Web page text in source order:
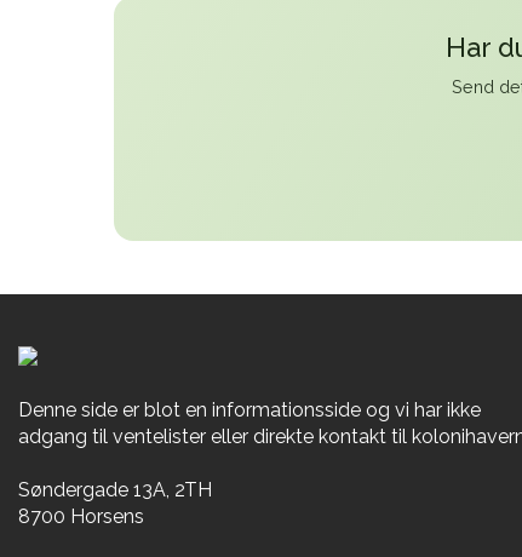
Har
Send
Denne side er blot en informationsside og vi har ikke
adgang til ventelister eller direkte kontakt til
Søndergade 13A, 2TH
8700 Horsens